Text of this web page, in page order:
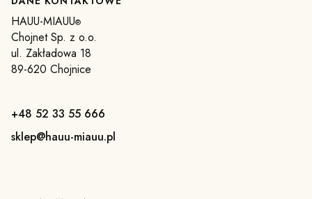
HAUU-MIAUU®
Chojnet Sp. z o.o.
ul. Zakładowa 18
89-620 Chojnice
+48 52 33 55 666
sklep@hauu-miauu.pl